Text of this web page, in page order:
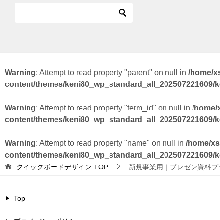
Warning: Attempt to read property "parent" on null in /home/
content/themes/keni80_wp_standard_all_202507221609/
Warning: Attempt to read property "term_id" on null in /home/
content/themes/keni80_wp_standard_all_202507221609/
Warning: Attempt to read property "name" on null in /home/
content/themes/keni80_wp_standard_all_202507221609/
クイックボードデザイン TOP 新規事業用｜プレゼン資料
Top